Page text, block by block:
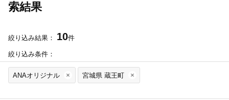
索結果
絞り込み結果： 10件
絞り込み条件：
ANAオリジナル 宮城県 蔵王町